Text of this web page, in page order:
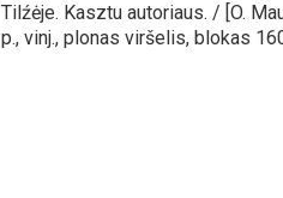
Tilźėje. Kasztu autoriaus. / [O.
p., vinj., plonas viršelis, blokas